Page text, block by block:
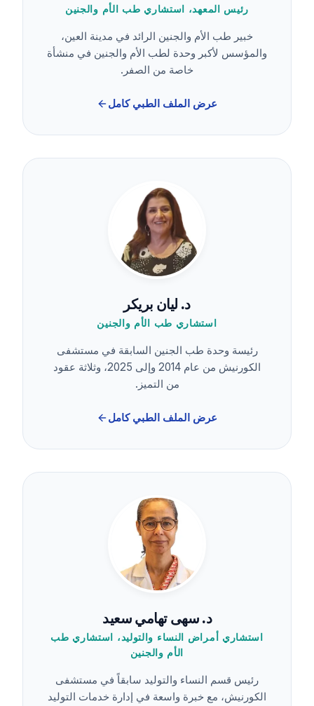
رئيس المعهد، استشاري طب الأم والجنين
خبير طب الأم والجنين الرائد في مدينة العين،
والمؤسس لأكبر وحدة لطب الأم والجنين في منشأة
خاصة من الصفر.
عرض الملف الطبي كامل
د. ليان بريكر
استشاري طب الأم والجنين
رئيسة وحدة طب الجنين السابقة في مستشفى
الكورنيش من عام 2014 وإلى 2025، وثلاثة عقود
من التميز.
عرض الملف الطبي كامل
د. سهى تهامي سعيد
استشاري أمراض النساء والتوليد، استشاري طب
الأم والجنين
رئيس قسم النساء والتوليد سابقاً في مستشفى
الكورنيش، مع خبرة واسعة في إدارة خدمات التوليد